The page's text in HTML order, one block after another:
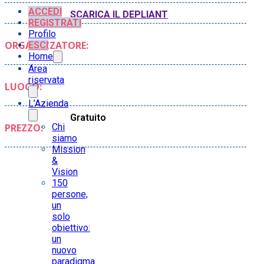
ACCEDI
REGISTRATI
Profilo
ESCI
Home
Area
riservata
L’Azienda
Chi
siamo
Mission
&
Vision
150
persone,
un
solo
obiettivo:
un
nuovo
paradigma
SCARICA IL DEPLIANT
ORGANIZZATORE:
LUOGO:
PREZZO:
Gratuito